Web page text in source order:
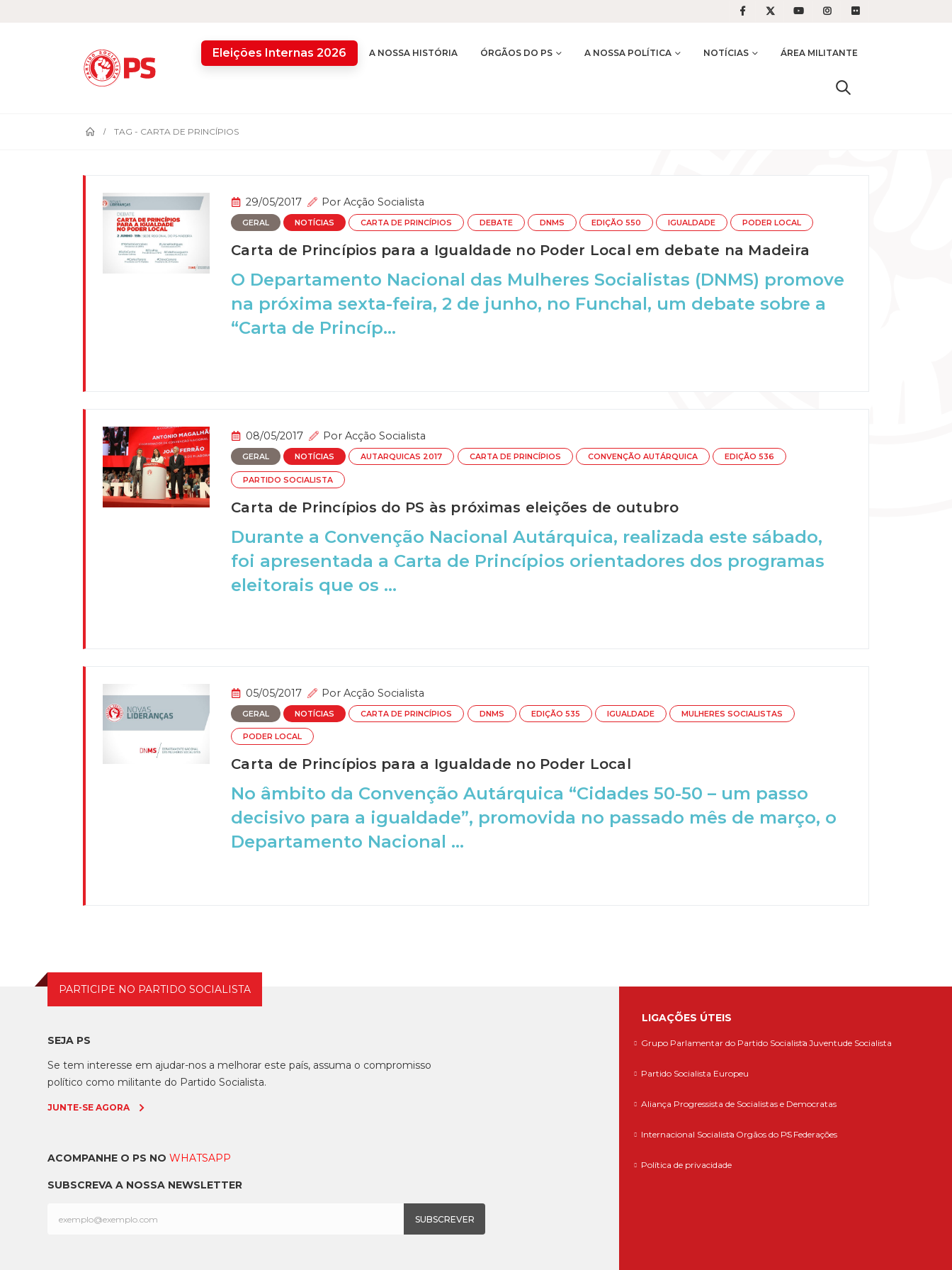
Eleições Internas 2026 A NOSSA HISTÓRIA ÓRGÃOS DO PS A NOSSA POLÍTICA NOTÍCIAS ÁREA MILITANTE
TAG - CARTA DE PRINCÍPIOS
29/05/2017 Por Acção Socialista
GERAL NOTÍCIAS CARTA DE PRINCÍPIOS DEBATE DNMS EDIÇÃO 550 IGUALDADE PODER LOCAL
Carta de Princípios para a Igualdade no Poder Local em debate na Madeira
O Departamento Nacional das Mulheres Socialistas (DNMS) promove
na próxima sexta-feira, 2 de junho, no Funchal, um debate sobre a
“Carta de Princíp...
08/05/2017 Por Acção Socialista
GERAL NOTÍCIAS AUTARQUICAS 2017 CARTA DE PRINCÍPIOS CONVENÇÃO AUTÁRQUICA EDIÇÃO 536
PARTIDO SOCIALISTA
Carta de Princípios do PS às próximas eleições de outubro
Durante a Convenção Nacional Autárquica, realizada este sábado,
foi apresentada a Carta de Princípios orientadores dos programas
eleitorais que os ...
05/05/2017 Por Acção Socialista
GERAL NOTÍCIAS CARTA DE PRINCÍPIOS DNMS EDIÇÃO 535 IGUALDADE MULHERES SOCIALISTAS
PODER LOCAL
Carta de Princípios para a Igualdade no Poder Local
No âmbito da Convenção Autárquica “Cidades 50-50 – um passo
decisivo para a igualdade”, promovida no passado mês de março, o
Departamento Nacional ...
PARTICIPE NO PARTIDO SOCIALISTA
SEJA PS
Se tem interesse em ajudar-nos a melhorar este país, assuma o compromisso
político como militante do Partido Socialista.
JUNTE-SE AGORA
ACOMPANHE O PS NOWHATSAPP
SUBSCREVA A NOSSA NEWSLETTER
LIGAÇÕES ÚTEIS
Grupo Parlamentar do Partido Socialista Juventude Socialista
Partido Socialista Europeu
Aliança Progressista de Socialistas e Democratas
Internacional Socialista Orgãos do PS Federações
Política de privacidade